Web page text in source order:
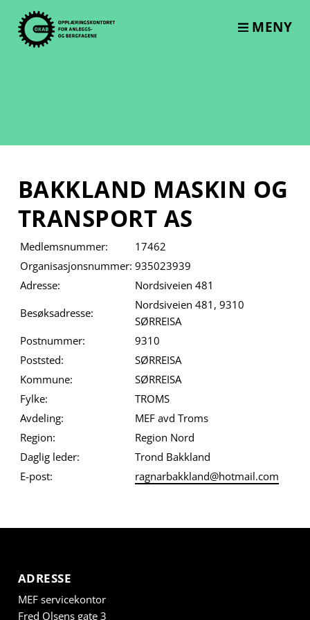
content
MENY
BAKKLAND MASKIN OG
TRANSPORT AS
Medlemsnummer:
17462
Organisasjonsnummer: 935023939
Adresse:
Nordsiveien 481
Besøksadresse:
Nordsiveien 481, 9310
SØRREISA
Postnummer:
9310
Poststed:
SØRREISA
Kommune:
SØRREISA
Fylke:
TROMS
Avdeling:
MEF avd Troms
Region:
Region Nord
Daglig leder:
Trond Bakkland
E-post:
ragnarbakkland@hotmail.com
ADRESSE
MEF servicekontor
Fred Olsens gate 3